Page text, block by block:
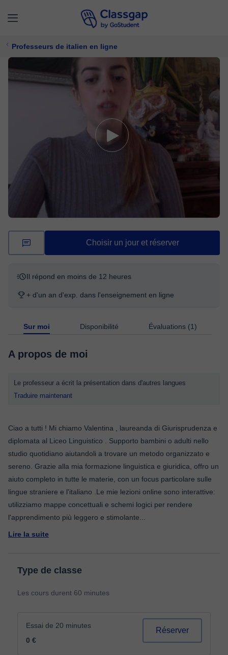
Professeurs de italien en ligne
Offre un essai gratuit
Choisir un jour et réserver
Il répond en moins de 12 heures
+ d'un an d'exp. dans l'enseignement en ligne
Sur moi Disponibilité Évaluations (1)
A propos de moi
Le professeur a écrit la présentation dans d'autres langues
Traduire maintenant
Ciao a tutti ! Mi chiamo Valentina , laureanda di Giurisprudenza e
diplomata al Liceo Linguistico . Supporto bambini o adulti nello
studio quotidiano aiutandoli a trovare un metodo organizzato e
sereno. Grazie alla mia formazione linguistica e giuridica, offro un
aiuto completo in tutte le materie, con un focus particolare sulle
lingue straniere e l'italiano .Le mie lezioni online sono interattive:
utilizziamo mappe concettuali e schemi logici per rendere
l'apprendimento più leggero e stimolante
Lire la suite
Type de classe
Les cours durent 60 minutes
Essai de 20 minutes
0 €
Réserver